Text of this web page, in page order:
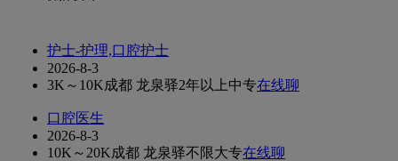
护士-护理,口腔护士
2026-8-3
3K～10K成都 龙泉驿2年以上中专在线聊
口腔医生
2026-8-3
10K～20K成都 龙泉驿不限大专在线聊